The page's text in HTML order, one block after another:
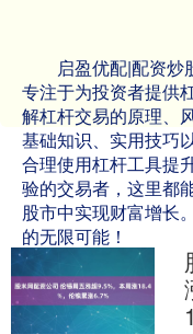
启盈优配|配资炒
专注于为投资者提供
解杠杆交易的原理、
基础知识、实用技巧
合理使用杠杆工具提
验的交易者，这里都
股市中实现财富增长
的无限可能！